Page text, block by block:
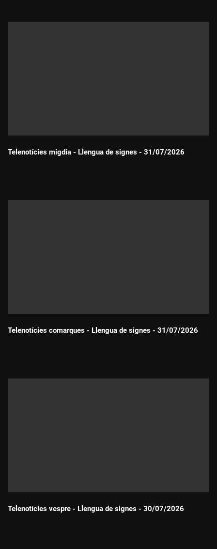
Telenotícies migdia - Llengua de signes - 31/07/2026
Telenotícies comarques - Llengua de signes - 31/07/2026
Telenotícies vespre - Llengua de signes - 30/07/2026